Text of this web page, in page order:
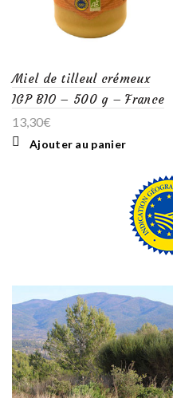
Miel de tilleul crémeux
IGP BIO – 500 g – France
13,30€
Ajouter au panier